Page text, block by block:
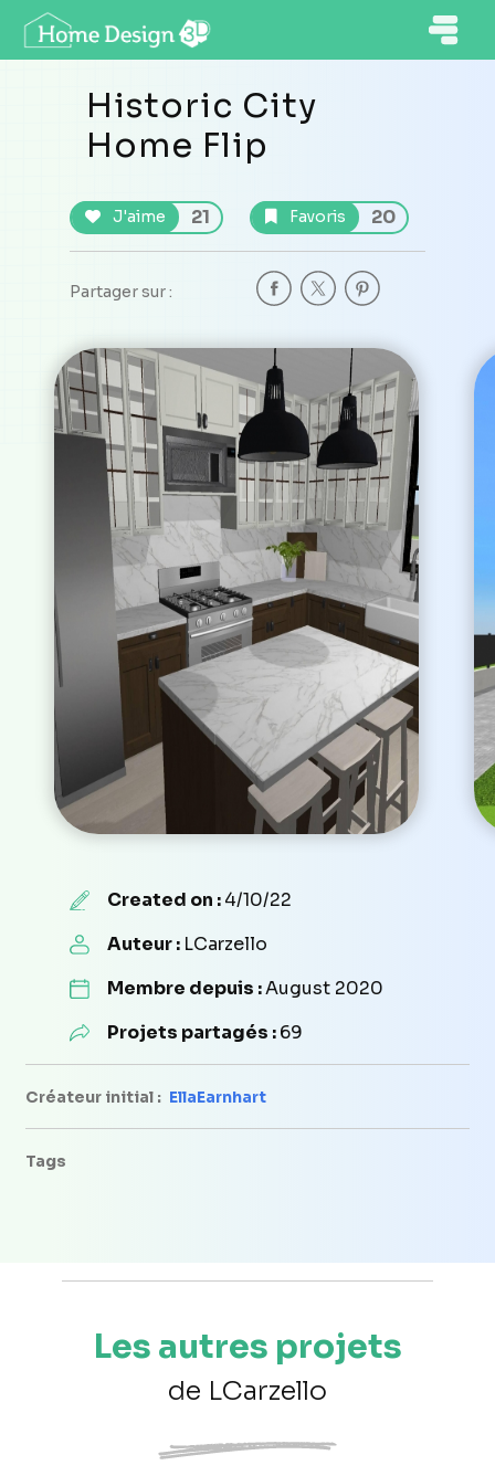
Historic City
Home Flip
J'aime 21 Favoris 20
Partager sur :
Created on :4/10/22
Auteur : LCarzello
Membre depuis :August 2020
Projets partagés :69
Créateur initial : EllaEarnhart
Tags
Les autres projets
de LCarzello